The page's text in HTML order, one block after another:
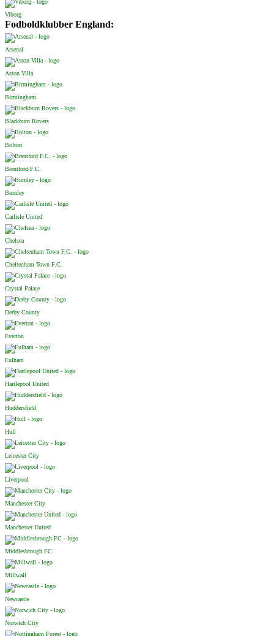
Viborg
Fodboldklubber England:
Arsenal
Aston Villa
Birmingham
Blackburn Rovers
Bolton
Brentford F.C.
Burnley
Carlisle United
Chelsea
Cheltenham Town F.C.
Crystal Palace
Derby County
Everton
Fulham
Hartlepool United
Huddersfield
Hull
Leicester City
Liverpool
Manchester City
Manchester United
Middlesbrough FC
Millwall
Newcastle
Norwich City